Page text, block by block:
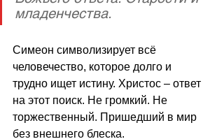
младенчества.
Симеон символизирует всё
человечество, которое долго и
трудно ищет истину. Христос – ответ
на этот поиск. Не громкий. Не
торжественный. Пришедший в мир
без внешнего блеска.